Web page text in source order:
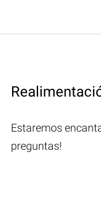
Estaremos
preguntas!